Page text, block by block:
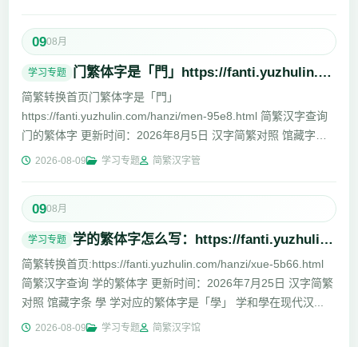
0908月
学习专题 门繁体字是「門」https://fanti.yuzhulin.com/hanzi/men-95e8.html
简繁转换首页门繁体字是「門」
https://fanti.yuzhulin.com/hanzi/men-95e8.html 简繁汉字查询
门的繁体字 更新时间：2026年8月5日 汉字简繁对照 馆藏字条
門 门对应的繁体字是「門」 ...
2026-08-09 学习专题 简繁汉字管
0908月
学习专题 学的繁体字怎么写：https://fanti.yuzhulin.com/hanzi/xue-5b66.html
简繁转换首页:https://fanti.yuzhulin.com/hanzi/xue-5b66.html
简繁汉字查询 学的繁体字 更新时间：2026年7月25日 汉字简繁
对照 馆藏字条 學 学对应的繁体字是「學」 学和學在现代汉...
2026-08-09 学习专题 简繁汉字馆